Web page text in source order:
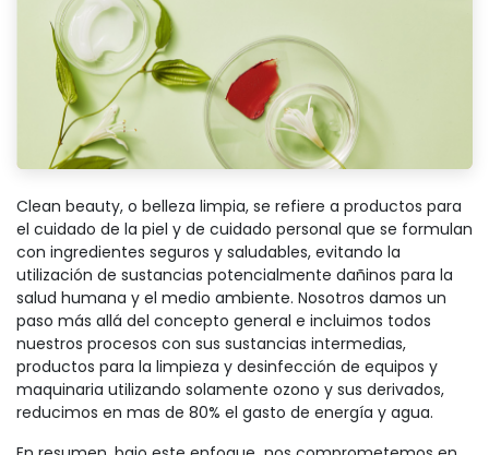
Clean beauty, o belleza limpia, se refiere a productos para
el cuidado de la piel y de cuidado personal que se formulan
con ingredientes seguros y saludables, evitando la
utilización de sustancias potencialmente dañinos para la
salud humana y el medio ambiente. Nosotros damos un
paso más allá del concepto general e incluimos todos
nuestros procesos con sus sustancias intermedias,
productos para la limpieza y desinfección de equipos y
maquinaria utilizando solamente ozono y sus derivados,
reducimos en mas de 80% el gasto de energía y agua.